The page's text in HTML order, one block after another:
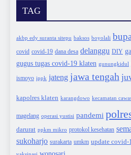
TAG
akbp edy suranta sitepu baksos boyolali
covid covid-19 dana desa delanggu DIY
gugus tugas covid-19 klaten gunungkidul
ismoyo ippk jateng jawa tengah
kapolres klaten karangdowo kecamatan
magelang operasi yustisi pandemi
darurat ppkm mikro protokol kesehatan
sukoharjo surakarta umkm update covid-